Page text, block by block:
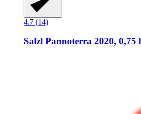
4.7 (14)
Salzl Pannoterra 2020, 0,75 l